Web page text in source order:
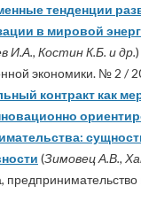
тенденции
в мировой
И.А., Костин К.Б. и др.
экономики. № 2 /
контракт как
(Зимовец А.В.,